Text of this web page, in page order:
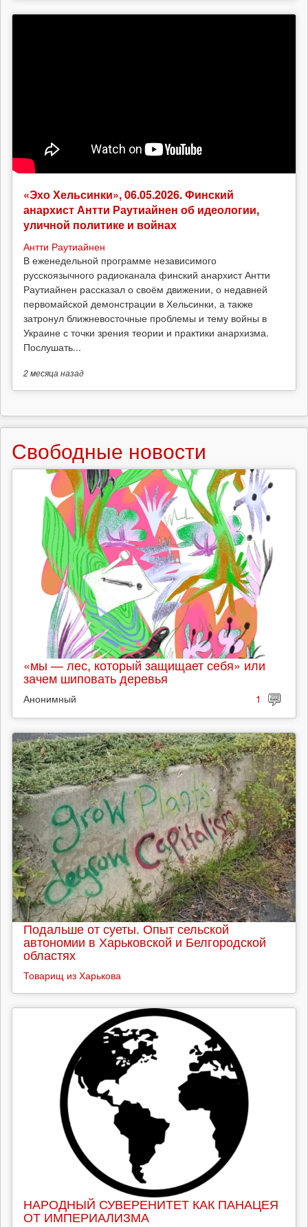
«Эхо Хельсинки», 06.05.2026. Финский
анархист Антти Раутиайнен об идеологии,
уличной политике и войнах
Антти Раутиайнен
В еженедельной программе независимого
русскоязычного радиоканала финский анархист Антти
Раутиайнен рассказал о своём движении, о недавней
первомайской демонстрации в Хельсинки, а также
затронул ближневосточные проблемы и тему войны в
Украине с точки зрения теории и практики анархизма.
Послушать...
2 месяцаназад
Свободные новости
«мы — лес, который защищает себя» или
зачем шиповать деревья
Анонимный 1
Подальше от суеты. Опыт сельской
автономии в Харьковской и Белгородской
областях
Товарищ из Харькова
НАРОДНЫЙ СУВЕРЕНИТЕТ КАК ПАНАЦЕЯ
ОТ ИМПЕРИАЛИЗМА